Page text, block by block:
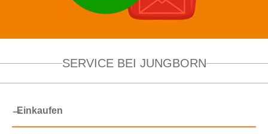
SERVICE BEI JUNGBORN
Einkaufen